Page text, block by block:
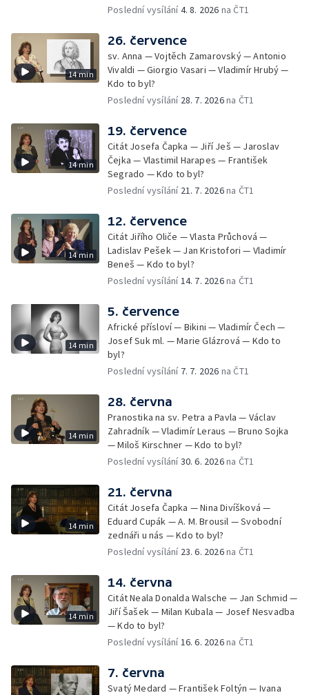
Poslední vysílání4. 8. 2026 na ČT1
14 min
26. července
sv. Anna — Vojtěch Zamarovský — Antonio
Vivaldi — Giorgio Vasari — Vladimír Hrubý —
Kdo to byl?
Poslední vysílání 28. 7. 2026na ČT1
14 min
19. července
Citát Josefa Čapka — Jiří Ješ — Jaroslav
Čejka — Vlastimil Harapes — František
Segrado — Kdo to byl?
Poslední vysílání 21. 7. 2026na ČT1
14 min
12. července
Citát Jiřího Oliče — Vlasta Průchová —
Ladislav Pešek — Jan Kristofori — Vladimír
Beneš — Kdo to byl?
Poslední vysílání14. 7. 2026na ČT1
14 min
5. července
Africké přísloví — Bikini — Vladimír Čech —
Josef Suk ml. — Marie Glázrová — Kdo to
byl?
Poslední vysílání 7. 7. 2026 na ČT1
14 min
28. června
Pranostika na sv. Petra a Pavla — Václav
Zahradník — Vladimír Leraus — Bruno Sojka
— Miloš Kirschner — Kdo to byl?
Poslední vysílání30. 6. 2026na ČT1
14 min
21. června
Citát Josefa Čapka — Nina Divíšková —
Eduard Cupák — A. M. Brousil — Svobodní
zednáři u nás — Kdo to byl?
Poslední vysílání 23. 6. 2026na ČT1
14 min
14. června
Citát Neala Donalda Walsche — Jan Schmid —
Jiří Šašek — Milan Kubala — Josef Nesvadba
— Kdo to byl?
Poslední vysílání16. 6. 2026na ČT1
7. června
Svatý Medard — František Foltýn — Ivana